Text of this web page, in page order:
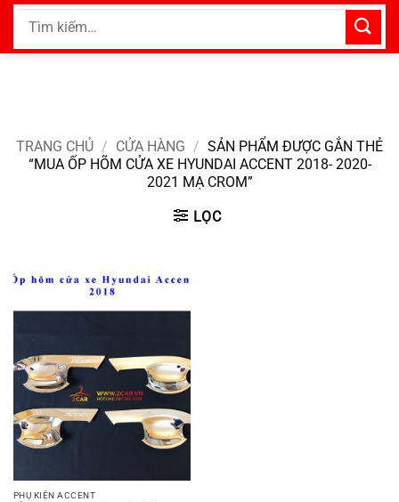
Bỏ
nội
Tìm
TRANG CHỦ / CỬA HÀNG / SẢN PHẨM ĐƯỢC GẮN THẺ
“MUA ỐP HÕM CỬA XE HYUNDAI ACCENT 2018- 2020-
2021 MẠ CROM”
LỌC
PHỤ KIỆN ACCENT